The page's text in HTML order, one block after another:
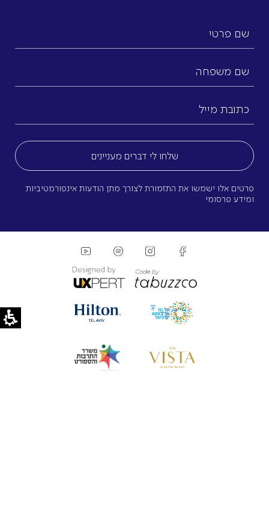
פרטי
משפחה
מייל
פרטים אלו ישמשו את התזמורת לצורך מתן הודעות אינפורמטיביות
ומידע פרסומי